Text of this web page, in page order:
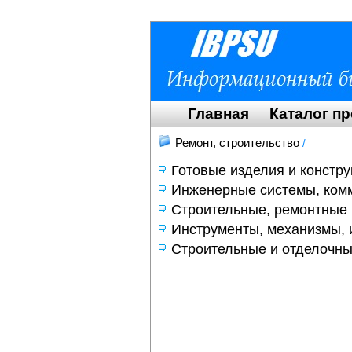
Главная Каталог
Ремонт, строительство /
Готовые изделия и
Инженерные системы,
Строительные, ремонтные
Инструменты, механизмы,
Строительные и